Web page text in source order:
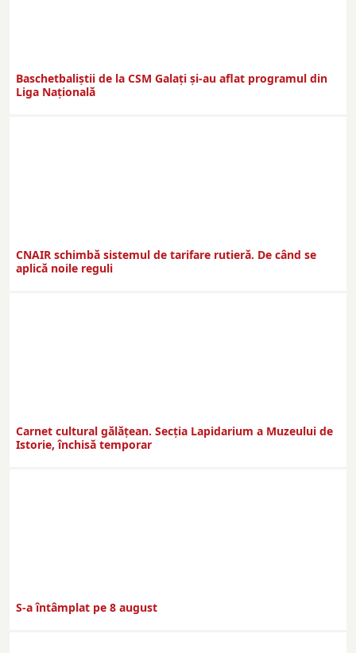
Baschetbaliștii de la CSM Galați și-au aflat programul din
Liga Națională
CNAIR schimbă sistemul de tarifare rutieră. De când se
aplică noile reguli
Carnet cultural gălăţean. Secţia Lapidarium a Muzeului de
Istorie, închisă temporar
S-a întâmplat pe 8 august